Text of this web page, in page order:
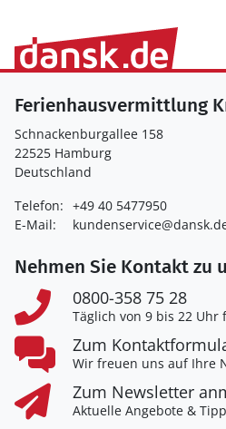
Ferienhausvermittlung
Schnackenburgallee 158
22525 Hamburg
Deutschland
Telefon: +49 40 5477950
E-Mail:
Nehmen Sie Kontakt zu
0800-358 75 28
Täglich von 9 bis 22 Uhr
Zum
Wir freuen uns auf Ihre
Zum Newsletter
Aktuelle Angebote &